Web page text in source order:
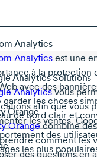
Analytics
Analytics est une
à la protection
avec des
garder les choses
de bord clair et
Analytics Solutions
Analyticsvous
afin que vous
les ventes.
des
les plus
Orange
Orangecombine des
comment les
des questions en